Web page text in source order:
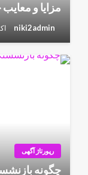
مزایا و
niki2admin
رپورتاژ آگهی
چگونه